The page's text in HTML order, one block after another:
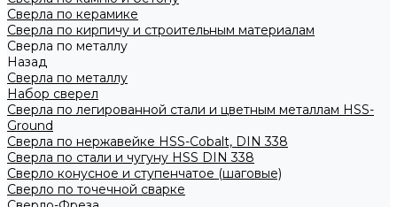
Сверла по керамике
Сверла по кирпичу и строительным материалам
Сверла по металлу
Назад
Сверла по металлу
Набор сверел
Сверла по легированной стали и цветным металлам HSS-
Ground
Сверла по нержавейке HSS-Cobalt, DIN 338
Сверла по стали и чугуну HSS DIN 338
Сверло конусное и ступенчатое (шаговые)
Сверло по точечной сварке